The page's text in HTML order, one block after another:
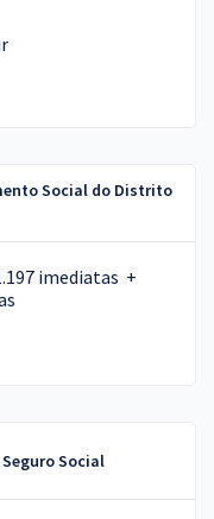
Social do Distrito
imediatas +
Social